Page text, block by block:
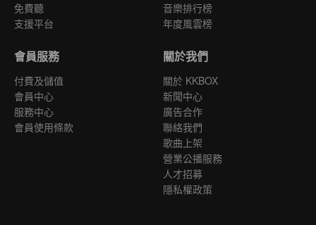
免費聽
支援平台
音樂排行榜
年度風雲榜
會員服務
付費及儲值
會員中心
服務中心
會員使用條款
關於我們
關於 KKBOX
新聞中心
廣告合作
聯絡我們
歌曲上架
營業公播服務
人才招募
隱私權政策